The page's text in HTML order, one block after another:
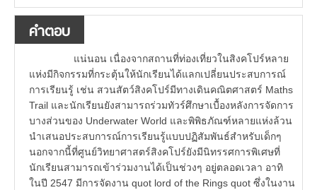
คำตอบ
แน่นอน เนื่องจากสถานที่ท่องเที่ยวในสิงคโปร์หลาย
แห่งมีกิจกรรมที่กระตุ้นให้นักเรียนได้แลกเปลี่ยนประสบการณ์
การเรียนรู้ เช่น สวนสัตว์สิงคโปร์มีทางเดินคณิตศาสตร์ Maths
Trail และนักเรียนยังสามารถร่วมทัวร์ศึกษาเบื้องหลังการจัดการ
บางส่วนของ Underwater World และพิพิธภัณฑ์หลายแห่งล้วน
นำเสนอประสบการณ์การเรียนรู้แบบปฏิสัมพันธ์สำหรับเด็กๆ
นอกจากนี้ที่ศูนย์วิทยาศาสตร์สิงคโปร์ยังมีนิทรรศการพิเศษที่
นักเรียนสามารถเข้าร่วมงานได้เป็นช่วงๆ อยู่ตลอดเวลา อาทิ
ในปี 2547 มีการจัดงาน quot lord of the Rings quot ซึ่งในงาน